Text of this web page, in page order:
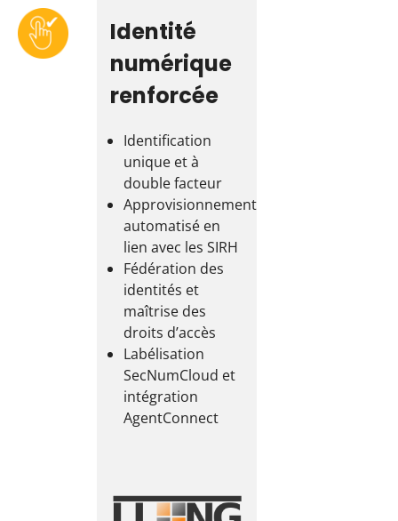
Identité
numérique
renforcée
Identification
unique et à
double facteur
Approvisionnement
automatisé en
lien avec les SIRH
Fédération des
identités et
maîtrise des
droits d’accès
Labélisation
SecNumCloud et
intégration
AgentConnect
Identité
numérique
renforcée
Applicatifs
métiers
collaborative
Courrier
électronique,
messagerie
collaborative et
visioconférence
Formation en